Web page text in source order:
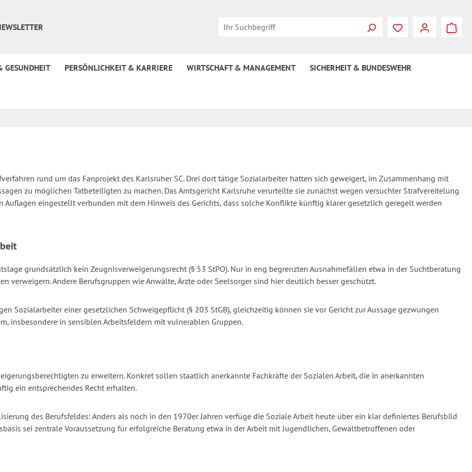
GESUNDHEIT PERSÖNLICHKEIT & KARRIERE WIRTSCHAFT & MANAGEMENT SICHERHEIT & BUNDESWEHR
rund um das Fanprojekt des Karlsruher SC. Drei dort tätige Sozialarbeiter hatten sich geweigert, im Zusammenhang mit
zu möglichen Tatbeteiligten zu machen. Das Amtsgericht Karlsruhe verurteilte sie zunächst wegen versuchter Strafvereitelung
Auflagen eingestellt verbunden mit dem Hinweis des Gerichts, dass solche Konflikte künftig klarer gesetzlich geregelt werden
grundsätzlich kein Zeugnisverweigerungsrecht (§ 53 StPO). Nur in eng begrenzten Ausnahmefällen etwa in der Suchtberatung
verweigern. Andere Berufsgruppen wie Anwälte, Ärzte oder Seelsorger sind hier deutlich besser geschützt.
Sozialarbeiter einer gesetzlichen Schweigepflicht (§ 203 StGB), gleichzeitig können sie vor Gericht zur Aussage gezwungen
insbesondere in sensiblen Arbeitsfeldern mit vulnerablen Gruppen.
zu erweitern. Konkret sollen staatlich anerkannte Fachkräfte der Sozialen Arbeit, die in anerkannten
ein entsprechendes Recht erhalten.
des Berufsfeldes: Anders als noch in den 1970er Jahren verfüge die Soziale Arbeit heute über ein klar definiertes Berufsbild
sei zentrale Voraussetzung für erfolgreiche Beratung etwa in der Arbeit mit Jugendlichen, Gewaltbetroffenen oder